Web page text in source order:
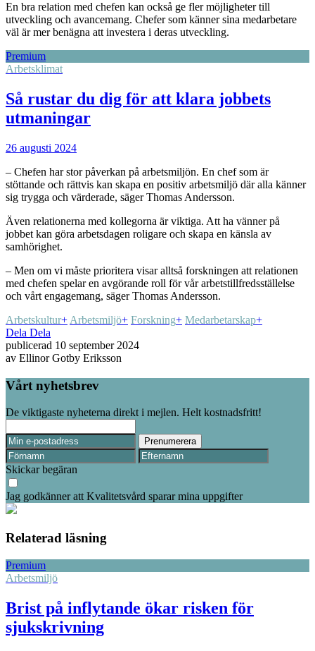
En bra relation med chefen kan också ge fler möjligheter till
utveckling och avancemang. Chefer som känner sina medarbetare
väl är mer benägna att investera i deras utveckling.
Premium
Arbetsklimat
Så rustar du dig för att klara jobbets
utmaningar
26 augusti 2024
– Chefen har stor påverkan på arbetsmiljön. En chef som är
stöttande och rättvis kan skapa en positiv arbetsmiljö där alla känner
sig trygga och värderade, säger Thomas Andersson.
Även relationerna med kollegorna är viktiga. Att ha vänner på
jobbet kan göra arbetsdagen roligare och skapa en känsla av
samhörighet.
– Men om vi måste prioritera visar alltså forskningen att relationen
med chefen spelar en avgörande roll för vår arbetstillfredsställelse
och vårt engagemang, säger Thomas Andersson.
Arbetskultur+ Arbetsmiljö+ Forskning+ Medarbetarskap+
Dela Dela
publicerad 10 september 2024
av Ellinor Gotby Eriksson
Vårt nyhetsbrev
De viktigaste nyheterna direkt i mejlen. Helt kostnadsfritt!
Skickar begäran
Jag godkänner att Kvalitetsvård sparar mina uppgifter
Relaterad läsning
Premium
Arbetsmiljö
Brist på inflytande ökar risken för
sjukskrivning